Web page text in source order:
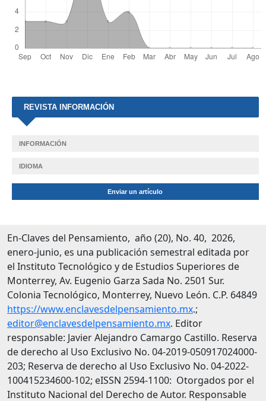
REVISTA INFORMACIÓN
INFORMACIÓN
IDIOMA
Enviar un artículo
En-Claves del Pensamiento, año (20), No. 40, 2026,
enero-junio, es una publicación semestral editada por
el Instituto Tecnológico y de Estudios Superiores de
Monterrey, Av. Eugenio Garza Sada No. 2501 Sur.
Colonia Tecnológico, Monterrey, Nuevo León. C.P. 64849
https://www.enclavesdelpensamiento.mx.;
editor@enclavesdelpensamiento.mx. Editor
responsable: Javier Alejandro Camargo Castillo. Reserva
de derecho al Uso Exclusivo No. 04-2019-050917024000-
203; Reserva de derecho al Uso Exclusivo No. 04-2022-
100415234600-102; eISSN 2594-1100: Otorgados por el
Instituto Nacional del Derecho de Autor. Responsable